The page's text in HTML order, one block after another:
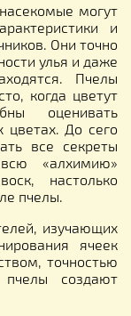
могут
и
Они точно
улья и даже
Пчелы
когда цветут
оценивать
цветах. До сего
все секреты
«алхимию»
настолько
пчелы.
изучающих
ячеек
точностью
создают